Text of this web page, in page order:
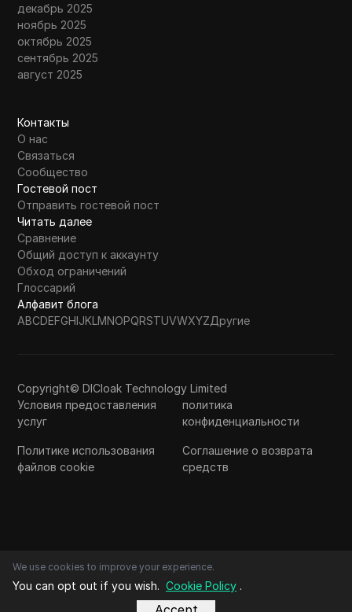
декабрь 2025
ноябрь 2025
октябрь 2025
сентябрь 2025
август 2025
Контакты
О нас
Связаться
Сообщество
Гостевой пост
Отправить гостевой пост
Читать далее
Сравнение
Общий доступ к аккаунту
Обход ограничений
Глоссарий
Алфавит блога
ABCDEFGHIJKLMNOPQRSTUVWXYZДругие
Copyright© DICloak Technology Limited
Условия предоставления
услуг
политика
конфиденциальности
Политике использования
файлов cookie
Соглашение о возврата
средств
We use cookies to improve your experience.
You can opt out if you wish. Cookie Policy .